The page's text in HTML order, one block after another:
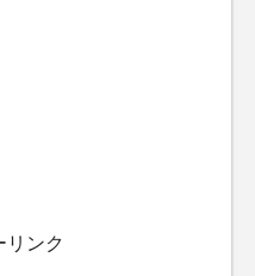
リンク